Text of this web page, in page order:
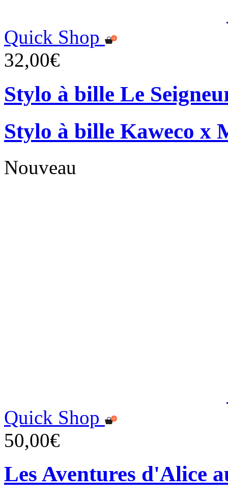
Quick Shop
32,00€
Stylo à bille Le
Stylo à bille Kaweco x
Nouveau
Quick Shop
50,00€
Les Aventures d'Alice